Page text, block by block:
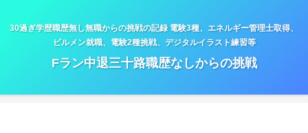
30過ぎ学歴職歴無し無職からの挑戦の記録 電験3種、エネルギー管理士取得、
ビルメン就職、電験2種挑戦、デジタルイラスト練習等
Fラン中退三十路職歴なしからの挑戦